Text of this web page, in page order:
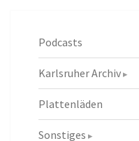
Podcasts
Karlsruher Archiv
Plattenläden
Sonstiges